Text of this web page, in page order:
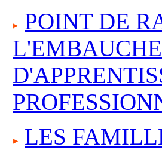
POINT DE
LES